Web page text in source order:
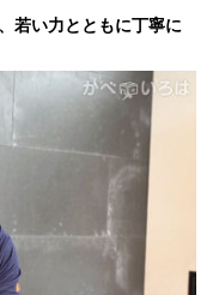
若い力とともに丁寧に